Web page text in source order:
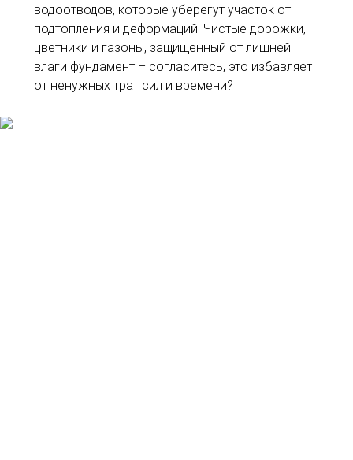
водоотводов, которые уберегут участок от
подтопления и деформаций. Чистые дорожки,
цветники и газоны, защищенный от лишней
влаги фундамент – согласитесь, это избавляет
от ненужных трат сил и времени?